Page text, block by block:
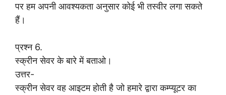
पर हम अपनी आवश्यकता अनुसार कोई भी तस्वीर लगा सकते
हैं।
प्रश्न 6.
स्क्रीन सेवर के बारे में बताओ।
उत्तर-
स्क्रीन सेवर वह आइटम होती है जो हमारे द्वारा कम्प्यूटर का